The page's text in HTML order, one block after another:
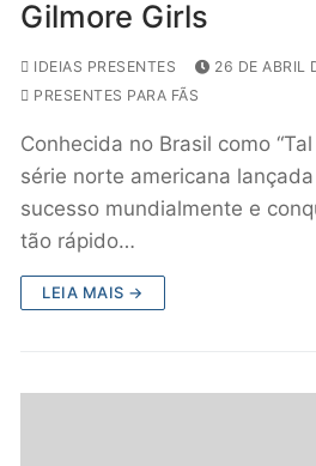
Gilmore Girls
IDEIAS PRESENTES
26 DE ABRIL
PRESENTES PARA FÃS
Conhecida no Brasil como
série norte americana
sucesso mundialmente e
tão rápido…
LEIA MAIS →